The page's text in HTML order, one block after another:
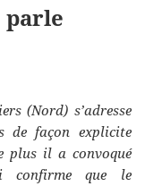
parle
(Nord) s’adresse
de façon explicite
plus il a convoqué
confirme que le